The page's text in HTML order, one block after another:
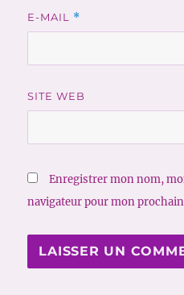
E-MAIL *
SITE WEB
Enregistrer mon nom,
navigateur pour mon